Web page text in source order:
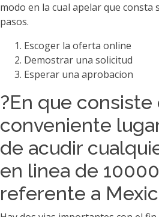
modo en la cual apelar que consta
pasos.
Escoger la oferta online
Demostrar una solicitud
Esperar una aprobacion
?En que consiste
conveniente
de acudir
en linea de
referente a